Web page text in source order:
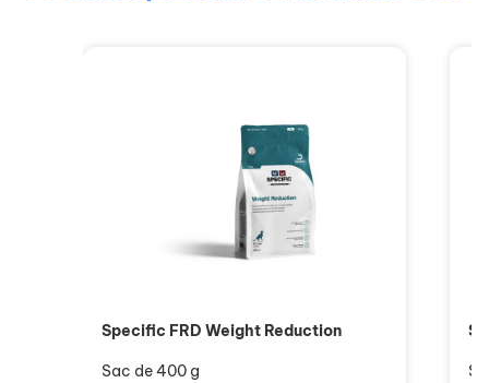
Specific FRD Weight Reduction
Sac de 400 g